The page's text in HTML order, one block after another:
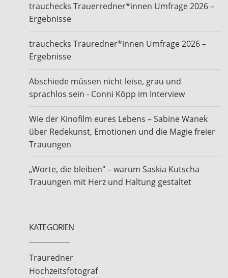
trauchecks Trauerredner*innen Umfrage 2026 –
Ergebnisse
trauchecks Trauredner*innen Umfrage 2026 –
Ergebnisse
Abschiede müssen nicht leise, grau und
sprachlos sein - Conni Köpp im Interview
Wie der Kinofilm eures Lebens – Sabine Wanek
über Redekunst, Emotionen und die Magie freier
Trauungen
„Worte, die bleiben" – warum Saskia Kutscha
Trauungen mit Herz und Haltung gestaltet
KATEGORIEN
Trauredner
Hochzeitsfotograf